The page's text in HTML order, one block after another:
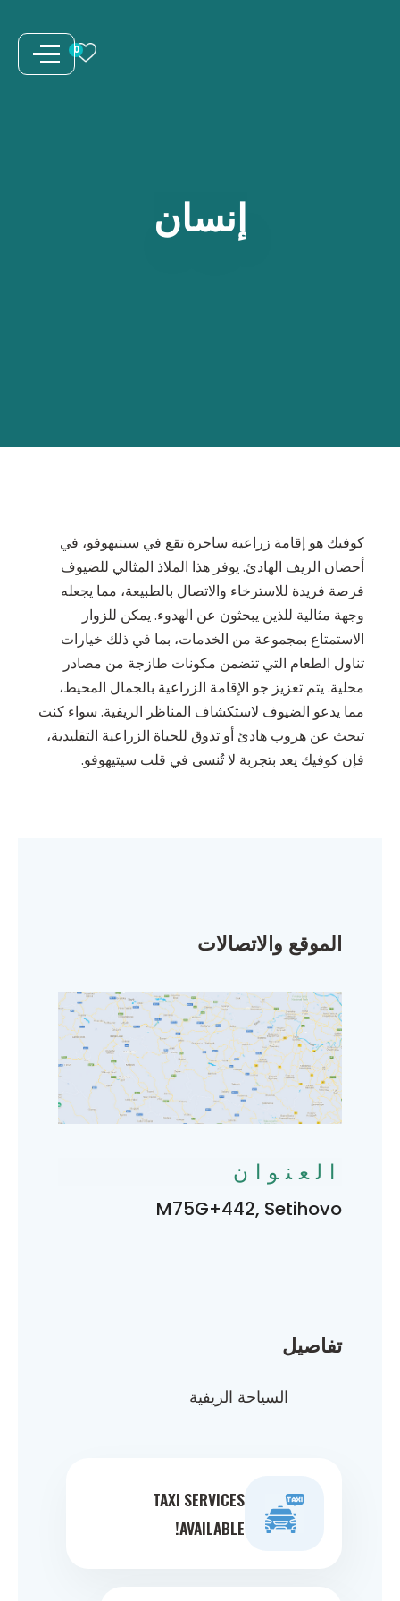
0
إنسان
كوفيك هو إقامة زراعية ساحرة تقع في سيتيهوفو، في
أحضان الريف الهادئ. يوفر هذا الملاذ المثالي للضيوف
فرصة فريدة للاسترخاء والاتصال بالطبيعة، مما يجعله
وجهة مثالية للذين يبحثون عن الهدوء. يمكن للزوار
الاستمتاع بمجموعة من الخدمات، بما في ذلك خيارات
تناول الطعام التي تتضمن مكونات طازجة من مصادر
محلية. يتم تعزيز جو الإقامة الزراعية بالجمال المحيط،
مما يدعو الضيوف لاستكشاف المناظر الريفية. سواء كنت
تبحث عن هروب هادئ أو تذوق للحياة الزراعية التقليدية،
فإن كوفيك يعد بتجربة لا تُنسى في قلب سيتيهوفو.
تفاصيل
السياحة الريفية
TAXI SERVICES
AVAILABLE!
الموقع والاتصالات
العنوان
M75G+442, Setihovo